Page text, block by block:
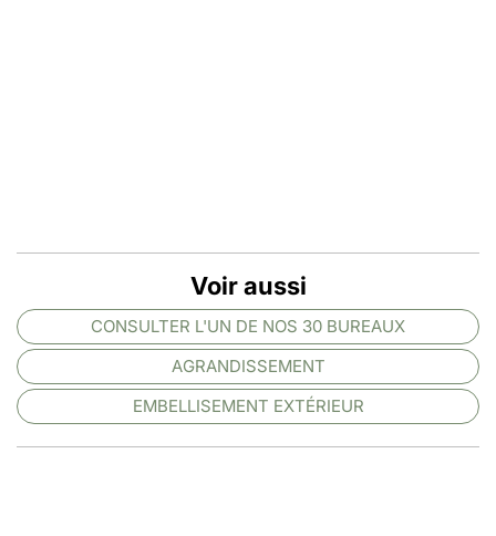
Voir aussi
CONSULTER L'UN DE NOS 30 BUREAUX
AGRANDISSEMENT
EMBELLISEMENT EXTÉRIEUR